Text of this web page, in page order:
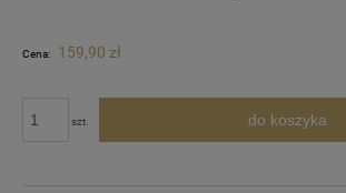
Cena nie zawiera ewentualnych kosztów
Cena: 159,90 zł
szt. do koszyka